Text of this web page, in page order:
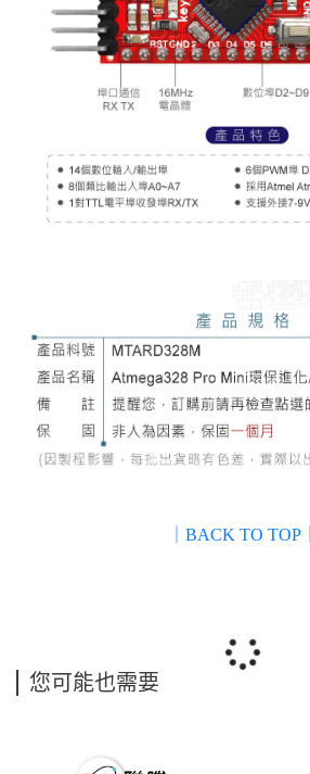
｜BACK TO TOP｜
您可能也需要